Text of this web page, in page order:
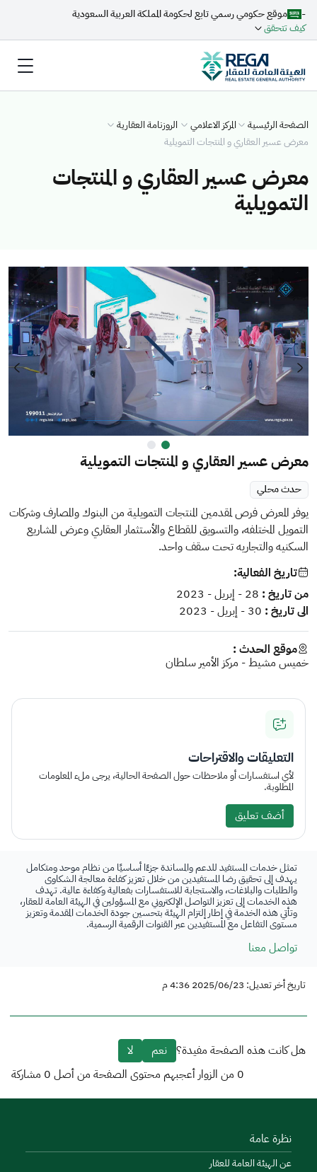
-
موقع حكومي رسمي تابع لحكومة المملكة العربية السعودية
كيف تتحقق
الصفحة الرئيسية المركز الاعلامي
الروزنامة العقارية
معرض عسير العقاري و المنتجات التمويلية
معرض عسير العقاري و المنتجات
التمويلية
Previous
معرض عسير العقاري و المنتجات التمويلية
حدث محلي
يوفر المعرض فرص لمقدمين المنتجات التمويلية من البنوك والمصارف وشركات
التمويل المختلفه، والتسويق للقطاع والأستثمار العقاري وعرض المشاريع
السكنيه والتجاريه تحت سقف واحد.
تاريخ الفعالية:
من تاريخ : 28 - إبريل - 2023
الى تاريخ : 30 - إبريل - 2023
موقع الحدث :
خميس مشيط - مركز الأمير سلطان
التعليقات والاقتراحات
لأي استفسارات أو ملاحظات حول الصفحة الحالية، يرجى ملء المعلومات
المطلوبة.
أضف تعليق
تمثل خدمات المستفيد للدعم والمساندة جزءًا أساسيًا من نظام موحد ومتكامل
يهدف إلى تحقيق رضا المستفيدين من خلال تعزيز كفاءة معالجة الشكاوى
والطلبات والبلاغات، والاستجابة للاستفسارات بفعالية وكفاءة عالية. تهدف
هذه الخدمات إلى تعزيز التواصل الإلكتروني مع المسؤولين في الهيئة العامة للعقار،
وتأتي هذه الخدمة في إطار إلتزام الهيئة بتحسين جودة الخدمات المقدمة وتعزيز
مستوى التفاعل مع المستفيدين عبر القنوات الرقمية الرسمية.
تواصل معنا
تاريخ أخر تعديل: 2025/06/23 4:36 م
هل كانت هذه الصفحة مفيدة؟ نعم
لا
0 من الزوار أعجبهم محتوى الصفحة من أصل 0 مشاركة
نظرة عامة
عن الهيئة العامة للعقار